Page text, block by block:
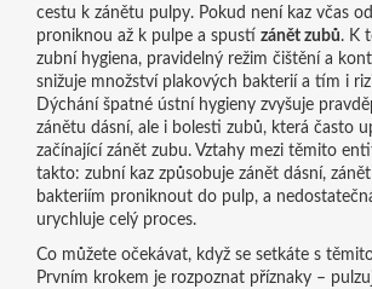
cestu k zánětu pulpy. Pokud není kaz včas
proniknou až k pulpe a spustí zánět zubů. K
zubní hygiena, pravidelný režim čištění a
snižuje množství plakových bakterií a tím i
Dýchání špatné ústní hygieny zvyšuje
zánětu dásní, ale i bolesti zubů, která často
začínající zánět zubu. Vztahy mezi těmito
takto: zubní kaz způsobuje zánět dásní,
bakteriím proniknout do pulp, a
urychluje celý proces.
Co můžete očekávat, když se setkáte s
Prvním krokem je rozpoznat příznaky –